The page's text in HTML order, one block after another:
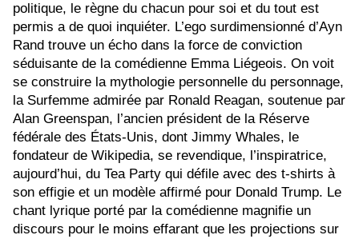
politique, le règne du chacun pour soi et du tout est
permis a de quoi inquiéter. L’ego surdimensionné d’Ayn
Rand trouve un écho dans la force de conviction
séduisante de la comédienne Emma Liégeois. On voit
se construire la mythologie personnelle du personnage,
la Surfemme admirée par Ronald Reagan, soutenue par
Alan Greenspan, l’ancien président de la Réserve
fédérale des États-Unis, dont Jimmy Whales, le
fondateur de Wikipedia, se revendique, l’inspiratrice,
aujourd’hui, du Tea Party qui défile avec des t-shirts à
son effigie et un modèle affirmé pour Donald Trump. Le
chant lyrique porté par la comédienne magnifie un
discours pour le moins effarant que les projections sur